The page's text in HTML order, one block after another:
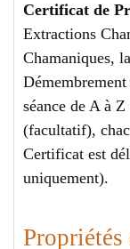
Certificat de
Extractions
Chamaniques,
séance de A à
(facultatif),
Certificat est
uniquement).
Propriétés